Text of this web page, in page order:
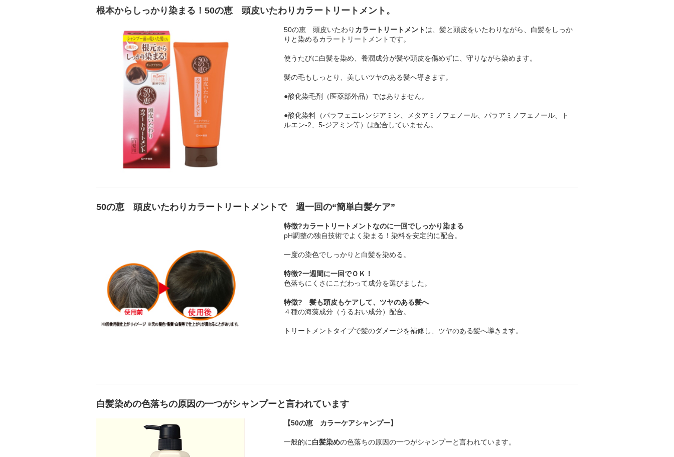
根本からしっかり染まる！50の恵 頭皮いたわりカラートリートメント。
50の恵 頭皮いたわり カラートリートメントは、髪と頭皮をいたわりながら、白髪をしっか
りと染めるカラートリートメントです。
使うたびに白髪を染め、養潤成分が髪や頭皮を傷めずに、守りながら染めます。
髪の毛もしっとり、美しいツヤのある髪へ導きます。
●酸化染毛剤（医薬部外品）ではありません。
●酸化染料（パラフェニレンジアミン、メタアミノフェノール、パラアミノフェノール、ト
ルエン-2、5-ジアミン等）は配合していません。
50の恵 頭皮いたわりカラートリートメントで 週一回の“簡単白髪ケア”
特徴?カラートリートメントなのに一回でしっかり染まる
pH調整の独自技術でよく染まる！染料を安定的に配合。
一度の染色でしっかりと白髪を染める。
特徴?一週間に一回でＯＫ！
色落ちにくさにこだわって成分を選びました。
特徴? 髪も頭皮もケアして、ツヤのある髪へ
４種の海藻成分（うるおい成分）配合。
トリートメントタイプで髪のダメージを補修し、ツヤのある髪へ導きます。
白髪染めの色落ちの原因の一つがシャンプーと言われています
【50の恵 カラーケアシャンプー】
一般的に白髪染めの色落ちの原因の一つがシャンプーと言われています。